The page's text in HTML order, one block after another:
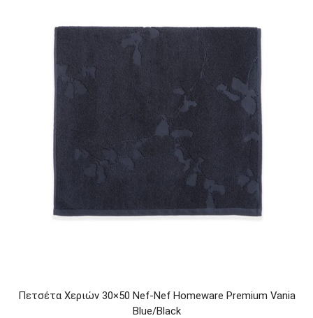
Πετσέτα Χεριών 30×50 Nef-Nef Homeware Premium Vania
Blue/Black